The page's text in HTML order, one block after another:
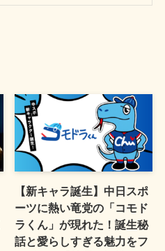
【新キャラ誕生】中日スポ
ーツに熱い竜党の「コモド
ラくん」が現れた！誕生秘
話と愛らしすぎる魅力をフ